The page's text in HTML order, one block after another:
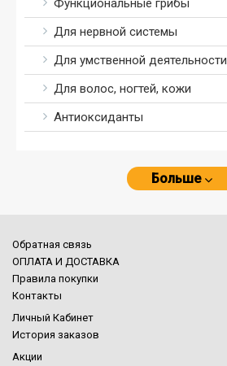
Функциональные грибы
Для нервной системы
Для умственной деятельности
Для волос, ногтей, кожи
Антиоксиданты
Больше
Обратная связь
ОПЛАТА И ДОСТАВКА
Правила покупки
Контакты
Личный Кабинет
История заказов
Акции